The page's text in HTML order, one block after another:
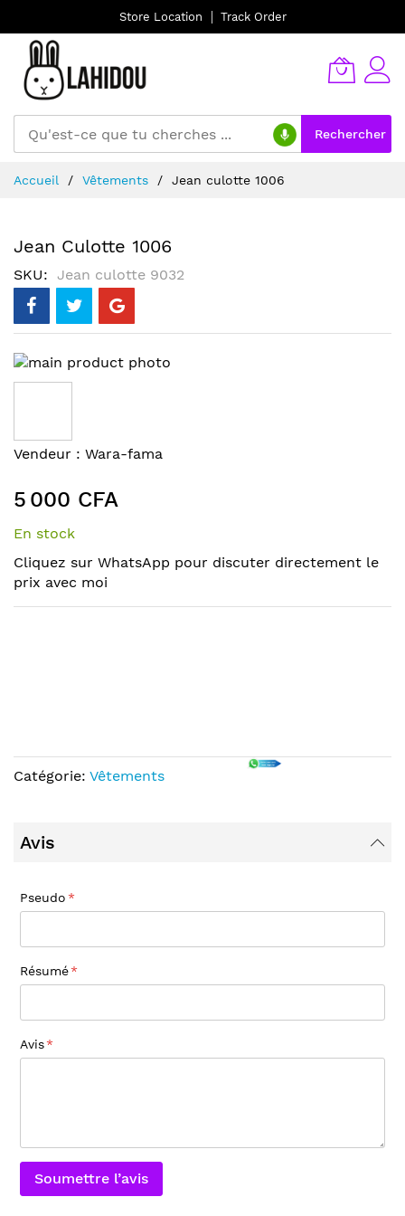
Store Location Track Order
Rechercher
au
Accueil Vêtements Jean culotte 1006
Jean Culotte 1006
SKU Jean culotte 9032
Skip
to
of
the
gallery
Skip
the
beginning
of
images
gallery
Vendeur : Wara-fama
5 000 CFA
En stock
Cliquez sur WhatsApp pour discuter directement le
prix avec moi
Catégorie: Vêtements
Avis
Pseudo
Résumé
Avis
Soumettre l’avis